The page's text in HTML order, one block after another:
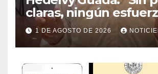
claras, ningún
conservación rendirá
1 DE AGOSTO DE 2026